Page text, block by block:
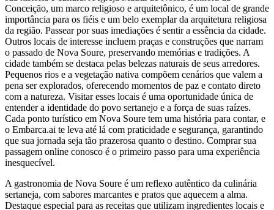
Conceição, um marco religioso e arquitetônico, é um local de grande
importância para os fiéis e um belo exemplar da arquitetura religiosa
da região. Passear por suas imediações é sentir a essência da cidade.
Outros locais de interesse incluem praças e construções que narram
o passado de Nova Soure, preservando memórias e tradições. A
cidade também se destaca pelas belezas naturais de seus arredores.
Pequenos rios e a vegetação nativa compõem cenários que valem a
pena ser explorados, oferecendo momentos de paz e contato direto
com a natureza. Visitar esses locais é uma oportunidade única de
entender a identidade do povo sertanejo e a força de suas raízes.
Cada ponto turístico em Nova Soure tem uma história para contar, e
o Embarca.ai te leva até lá com praticidade e segurança, garantindo
que sua jornada seja tão prazerosa quanto o destino. Comprar sua
passagem online conosco é o primeiro passo para uma experiência
inesquecível.
A gastronomia de Nova Soure é um reflexo autêntico da culinária
sertaneja, com sabores marcantes e pratos que aquecem a alma.
Destaque especial para as receitas que utilizam ingredientes locais e